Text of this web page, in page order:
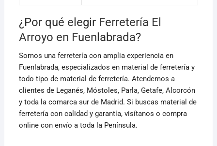
¿Por qué elegir Ferretería El
Arroyo en Fuenlabrada?
Somos una ferretería con amplia experiencia en
Fuenlabrada, especializados en material de ferretería y
todo tipo de material de ferretería. Atendemos a
clientes de Leganés, Móstoles, Parla, Getafe, Alcorcón
y toda la comarca sur de Madrid. Si buscas material de
ferretería con calidad y garantía, visítanos o compra
online con envío a toda la Península.